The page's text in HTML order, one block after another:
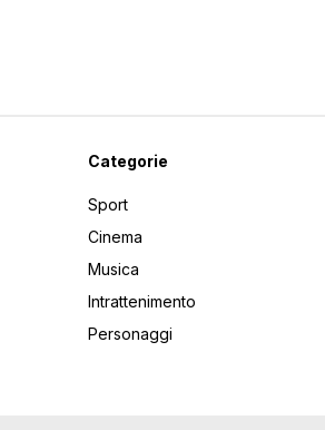
Categorie
Sport
Cinema
Musica
Intrattenimento
Personaggi